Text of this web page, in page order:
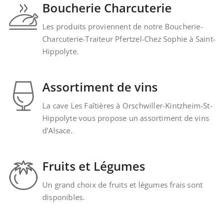
Boucherie Charcuterie
Les produits proviennent de notre Boucherie-
Charcuterie-Traiteur Pfertzel-Chez Sophie à Saint-
Hippolyte.
Assortiment de vins
La cave Les Faîtières à Orschwiller-Kintzheim-St-
Hippolyte vous propose un assortiment de vins
d'Alsace.
Fruits et Légumes
Un grand choix de fruits et légumes frais sont
disponibles.